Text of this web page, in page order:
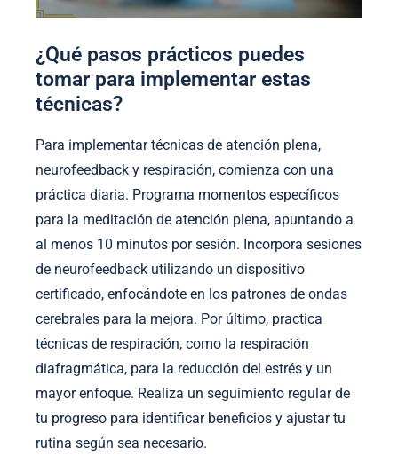
¿Qué pasos prácticos puedes
tomar para implementar estas
técnicas?
Para implementar técnicas de atención plena,
neurofeedback y respiración, comienza con una
práctica diaria. Programa momentos específicos
para la meditación de atención plena, apuntando a
al menos 10 minutos por sesión. Incorpora sesiones
de neurofeedback utilizando un dispositivo
certificado, enfocándote en los patrones de ondas
cerebrales para la mejora. Por último, practica
técnicas de respiración, como la respiración
diafragmática, para la reducción del estrés y un
mayor enfoque. Realiza un seguimiento regular de
tu progreso para identificar beneficios y ajustar tu
rutina según sea necesario.